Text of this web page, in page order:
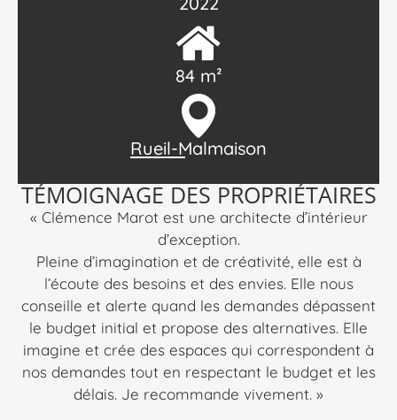
84 m²
Rueil-Malmaison
TÉMOIGNAGE DES PROPRIÉTAIRES
« Clémence Marot est une architecte d’intérieur
d’exception.
Pleine d’imagination et de créativité, elle est à
l’écoute des besoins et des envies. Elle nous
conseille et alerte quand les demandes dépassent
le budget initial et propose des alternatives. Elle
imagine et crée des espaces qui correspondent à
nos demandes tout en respectant le budget et les
délais. Je recommande vivement. »